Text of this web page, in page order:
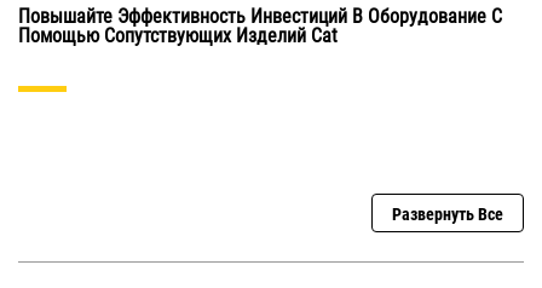
Повышайте Эффективность Инвестиций В Оборудование С
Помощью Сопутствующих Изделий Cat
Развернуть Все